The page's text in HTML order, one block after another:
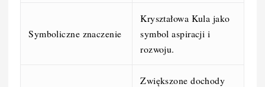
Symboliczne znaczenie
Kryształowa Kula jako
symbol aspiracji i
rozwoju.
Zwiększone dochody